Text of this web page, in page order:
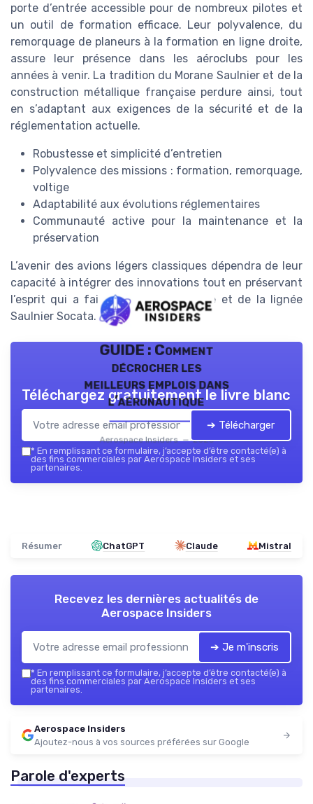
porte d’entrée accessible pour de nombreux pilotes et
un outil de formation efficace. Leur polyvalence, du
remorquage de planeurs à la formation en ligne droite,
assure leur présence dans les aéroclubs pour les
années à venir. La tradition du Morane Saulnier et de la
construction métallique française perdure ainsi, tout
en s’adaptant aux exigences de la sécurité et de la
réglementation actuelle.
Robustesse et simplicité d’entretien
Polyvalence des missions : formation, remorquage,
voltige
Adaptabilité aux évolutions réglementaires
Communauté active pour la maintenance et la
préservation
L’avenir des avions légers classiques dépendra de leur
capacité à intégrer des innovations tout en préservant
l’esprit qui a fait le succès du Rallye et de la lignée
Saulnier Socata.
GUIDE : Comment
décrocher les
meilleurs emplois dans
l’aéronautique
Aerospace Insiders — 2026
Téléchargez gratuitement le livre blanc
➔ Télécharger
* En remplissant ce formulaire, j’accepte d’être contacté(e) à
des fins commerciales par Aerospace Insiders et ses
partenaires.
Résumer ChatGPT Claude Mistral
Recevez les dernières actualités de
Aerospace Insiders
➔ Je m'inscris
* En remplissant ce formulaire, j’accepte d’être contacté(e) à
des fins commerciales par Aerospace Insiders et ses
partenaires.
Aerospace Insiders
Ajoutez-nous à vos sources préférées sur Google
Parole d'experts